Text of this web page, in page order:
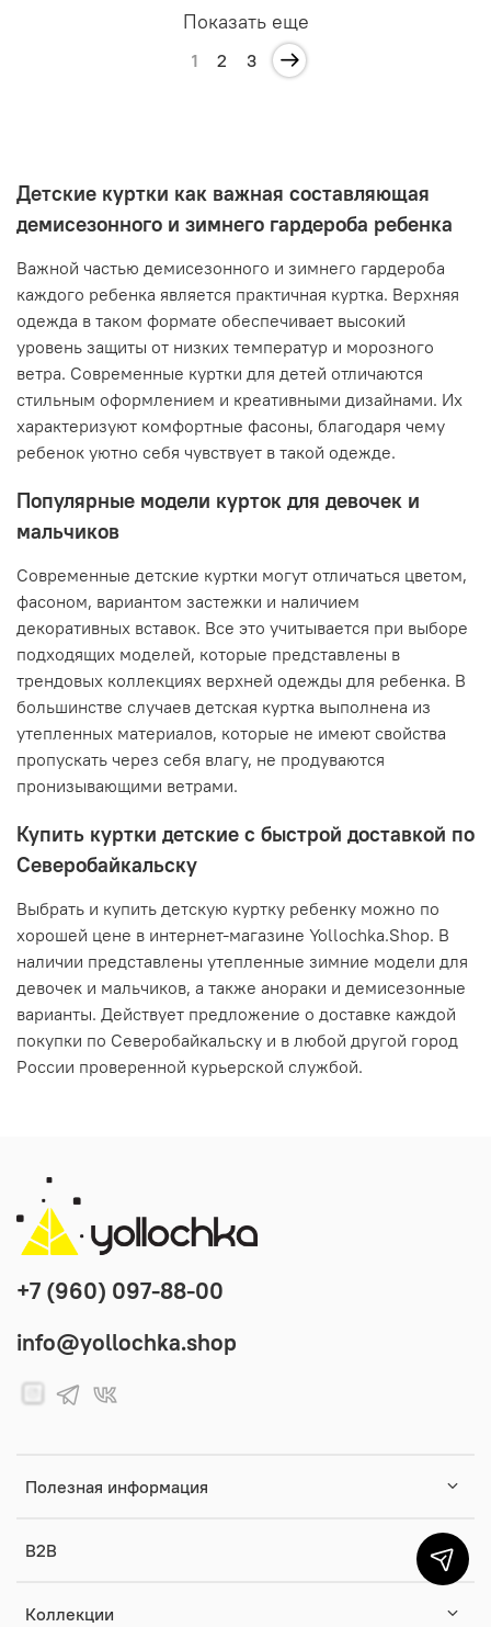
Показать еще
1 2 3
Детские куртки как важная составляющая
демисезонного и зимнего гардероба ребенка
Важной частью демисезонного и зимнего гардероба
каждого ребенка является практичная куртка. Верхняя
одежда в таком формате обеспечивает высокий
уровень защиты от низких температур и морозного
ветра. Современные куртки для детей отличаются
стильным оформлением и креативными дизайнами. Их
характеризуют комфортные фасоны, благодаря чему
ребенок уютно себя чувствует в такой одежде.
Популярные модели курток для девочек и
мальчиков
Современные детские куртки могут отличаться цветом,
фасоном, вариантом застежки и наличием
декоративных вставок. Все это учитывается при выборе
подходящих моделей, которые представлены в
трендовых коллекциях верхней одежды для ребенка. В
большинстве случаев детская куртка выполнена из
утепленных материалов, которые не имеют свойства
пропускать через себя влагу, не продуваются
пронизывающими ветрами.
Купить куртки детские с быстрой доставкой по
Северобайкальску
Выбрать и купить детскую куртку ребенку можно по
хорошей цене в интернет-магазине Yollochka.Shop. В
наличии представлены утепленные зимние модели для
девочек и мальчиков, а также анораки и демисезонные
варианты. Действует предложение о доставке каждой
покупки по Северобайкальску и в любой другой город
России проверенной курьерской службой.
Полезная информация
B2B
Коллекции
+7 (960) 097-88-00
info@yollochka.shop